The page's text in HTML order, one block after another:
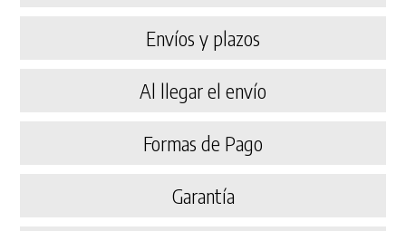
Envíos y plazos
Al llegar el envío
Formas de Pago
Garantía